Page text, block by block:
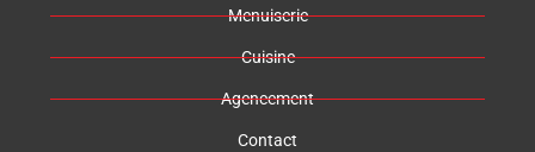
Menuiserie
Cuisine
Agencement
Contact